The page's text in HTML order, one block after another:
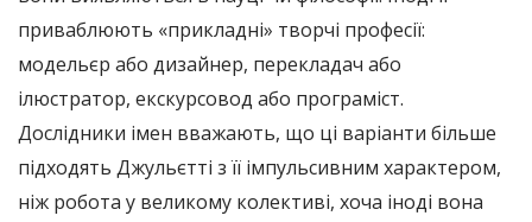
приваблюють «прикладні» творчі професії:
модельєр або дизайнер, перекладач або
ілюстратор, екскурсовод або програміст.
Дослідники імен вважають, що ці варіанти більше
підходять Джульєтті з її імпульсивним характером,
ніж робота у великому колективі, хоча іноді вона